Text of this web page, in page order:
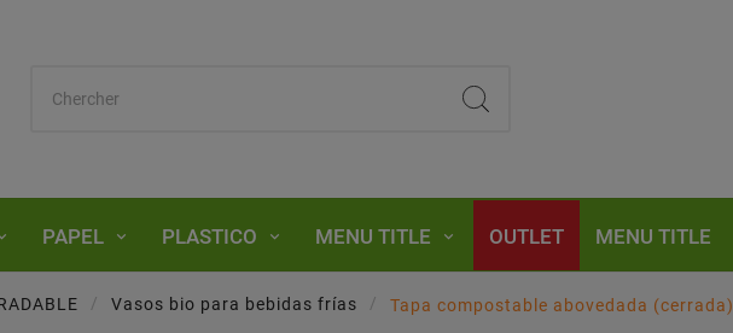
PAPEL PLASTICO MENU TITLE OUTLET MENU TITLE
Vasos bio para bebidas frías Tapa compostable abovedada (cerrada)